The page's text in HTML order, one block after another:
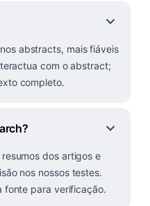
abstracts, mais fiáveis
com o abstract;
completo.
dos artigos e
nos nossos testes.
fonte para verificação.